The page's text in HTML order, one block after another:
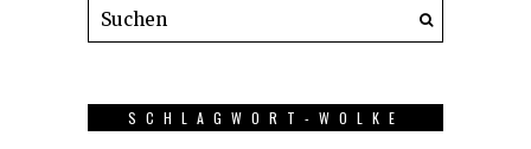
SCHLAGWORT-WOLKE